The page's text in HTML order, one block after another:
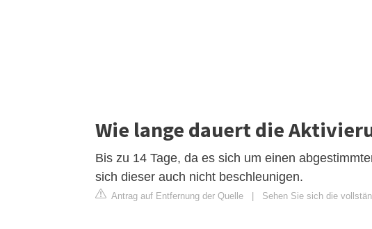
Wie lange dauert die
Bis zu 14 Tage, da es sich um einen
sich dieser auch nicht beschleunigen.
Antrag auf Entfernung der Quelle Sehen Sie sich die